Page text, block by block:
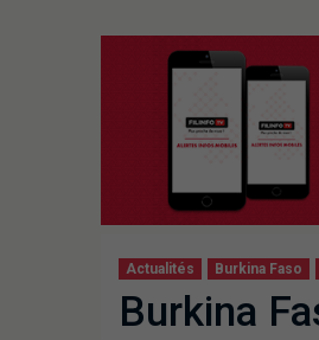
Actualités Burkina Faso
Burkina